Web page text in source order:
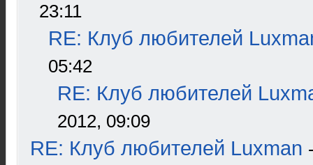
23:11
RE: Клуб любителей
05:42
RE: Клуб любителей
2012, 09:09
RE: Клуб любителей Luxman